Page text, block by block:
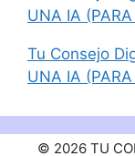
UNA IA
Tu Consejo
UNA IA
© 2026 TU